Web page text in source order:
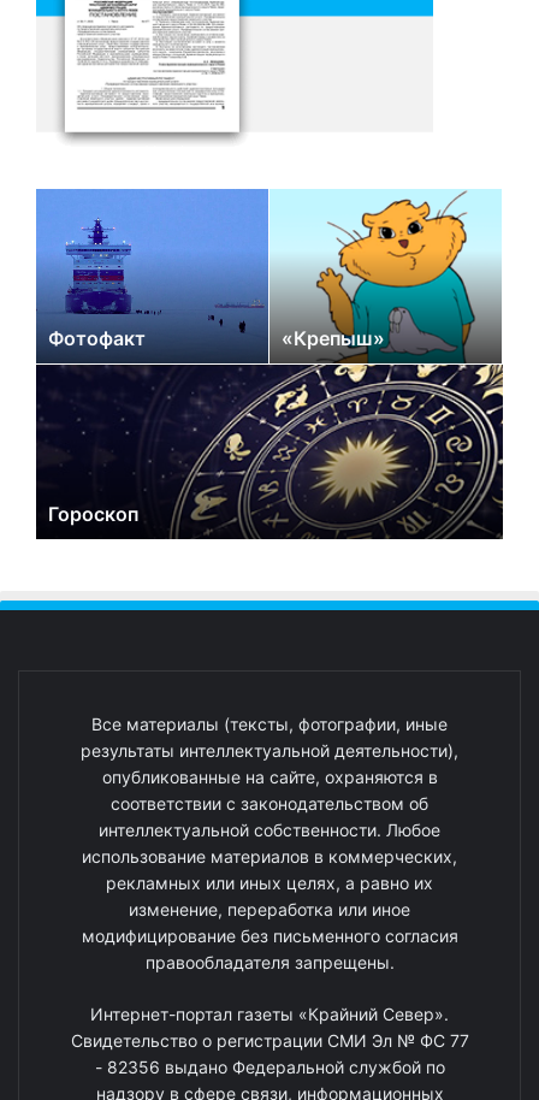
Фотофакт «Крепыш»
Гороскоп
Все материалы (тексты, фотографии, иные
результаты интеллектуальной деятельности),
опубликованные на сайте, охраняются в
соответствии с законодательством об
интеллектуальной собственности. Любое
использование материалов в коммерческих,
рекламных или иных целях, а равно их
изменение, переработка или иное
модифицирование без письменного согласия
правообладателя запрещены.
Интернет-портал газеты «Крайний Север».
Свидетельство о регистрации СМИ Эл № ФС 77
- 82356 выдано Федеральной службой по
надзору в сфере связи, информационных